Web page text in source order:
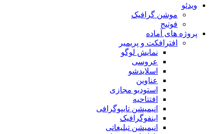
ویدئو
موشن گرافیک
فوتیج
پروژه های آماده
افترافکت و پریمیر
نمایش لوگو
عروسی
اسلایدشو
عناوین
استودیو مجازی
افتتاحیه
انیمیشن تایپوگرافی
اینفوگرافیک
انیمیشن تبلیغاتی